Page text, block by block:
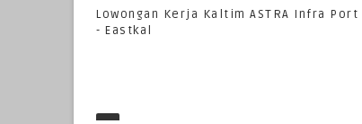
Lowongan Kerja Kaltim ASTRA Infra Port
- Eastkal